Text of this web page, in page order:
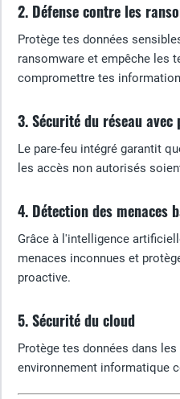
2. Défense contre les
Protège tes données
ransomware et empêche les
compromettre tes
3. Sécurité du réseau avec
Le pare-feu intégré garantit
les accès non autorisés
4. Détection des menaces
Grâce à l'intelligence
menaces inconnues et
proactive.
5. Sécurité du cloud
Protège tes données dans
environnement informatique